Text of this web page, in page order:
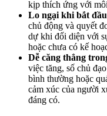
kịp thích ứng với
Lo ngại khi bắt
chủ động và quyết
dự khi đối diện với
hoặc chưa có kế
Dễ căng thẳng
việc tăng, số chủ
bình thường hoặc
cảm xúc của người
đáng có.